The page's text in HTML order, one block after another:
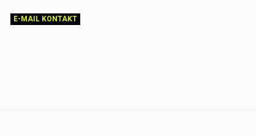
E-MAIL KONTAKT